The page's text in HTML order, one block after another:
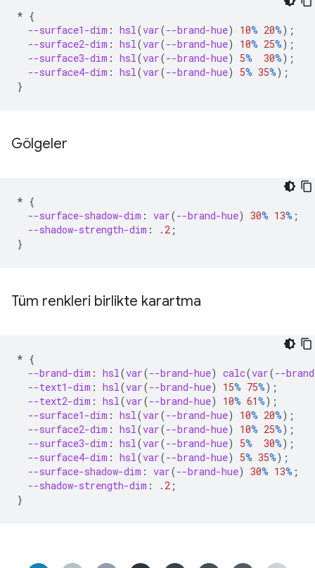
* {
--surface1-dim : hsl (var(--brand-hue) 10% 20%);
--surface2-dim : hsl (var(--brand-hue) 10% 25%);
--surface3-dim : hsl (var(--brand-hue) 5% 30%);
--surface4-dim : hsl (var(--brand-hue) 5% 35%);
}
Gölgeler
* {
--surface-shadow-dim : var(--brand-hue) 30% 13% ;
--shadow-strength-dim : .2 ;
}
Tüm renkleri birlikte karartma
* {
--brand-dim : hsl (var(--brand-hue) calc(var(--
--text1-dim : hsl (var(--brand-hue) 15% 75%);
--text2-dim : hsl (var(--brand-hue) 10% 61%);
--surface1-dim : hsl (var(--brand-hue) 10% 20%);
--surface2-dim : hsl (var(--brand-hue) 10% 25%);
--surface3-dim : hsl (var(--brand-hue) 5% 30%);
--surface4-dim : hsl (var(--brand-hue) 5% 35%);
--surface-shadow-dim : var(--brand-hue) 30% 13% ;
--shadow-strength-dim : .2 ;
}